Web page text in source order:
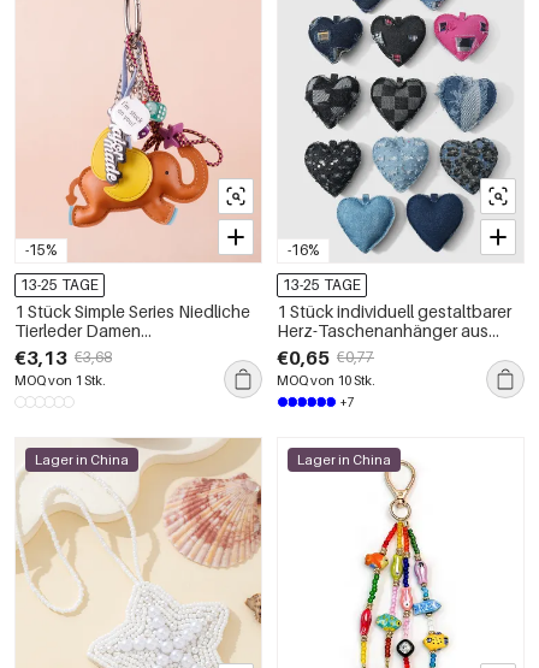
-15%
13-25 TAGE
1 Stück Simple Series Niedliche
Tierleder Damen
Taschenanhänger
€3,13 €3,68
MOQ von 1 Stk.
-16%
13-25 TAGE
1 Stück individuell gestaltbarer
Herz-Taschenanhänger aus
kariertem Denim mit
Leopardenmuster
€0,65 €0,77
MOQ von 10 Stk.
+7
Lager in China Lager in China